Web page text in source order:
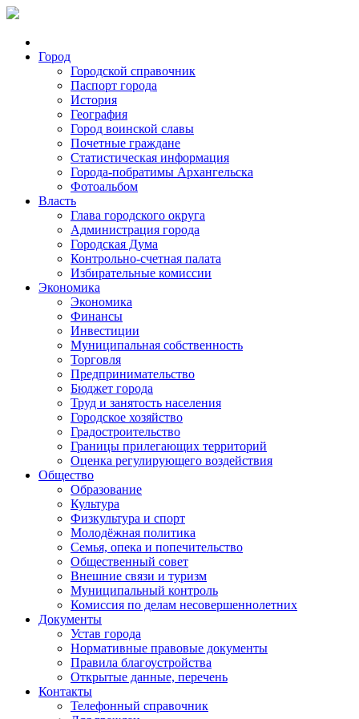
Город
Городской справочник
Паспорт города
История
География
Город воинской славы
Почетные граждане
Статистическая информация
Города-побратимы Архангельска
Фотоальбом
Власть
Глава городского округа
Администрация города
Городская Дума
Контрольно-счетная палата
Избирательные комиссии
Экономика
Экономика
Финансы
Инвестиции
Муниципальная собственность
Торговля
Предпринимательство
Бюджет города
Труд и занятость населения
Городское хозяйство
Градостроительство
Границы прилегающих территорий
Оценка регулирующего воздействия
Общество
Образование
Культура
Физкультура и спорт
Молодёжная политика
Семья, опека и попечительство
Общественный совет
Внешние связи и туризм
Муниципальный контроль
Комиссия по делам несовершеннолетних
Документы
Устав города
Нормативные правовые документы
Правила благоустройства
Открытые данные, перечень
Контакты
Телефонный справочник